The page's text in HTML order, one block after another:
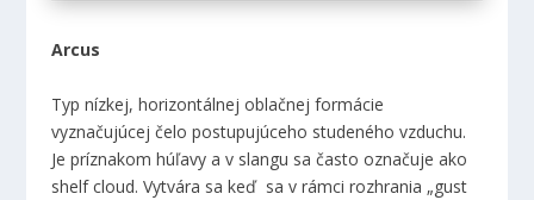
Arcus
Typ nízkej, horizontálnej oblačnej formácie
vyznačujúcej čelo postupujúceho studeného vzduchu.
Je príznakom húľavy a v slangu sa často označuje ako
shelf cloud. Vytvára sa keď sa v rámci rozhrania „gust